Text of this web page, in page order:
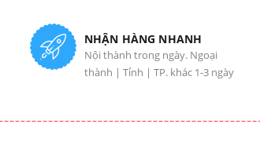
NHẬN HÀNG NHANH
Nội thành trong ngày. Ngoại
thành | Tỉnh | TP. khác 1-3 ngày